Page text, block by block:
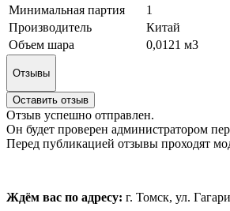
Минимальная партия
1
Производитель
Китай
Объем шара
0,0121 м3
Отзывы
Оставить отзыв
Отзыв успешно отправлен.
Он будет проверен администратором
Перед публикацией отзывы проходят
Ждём вас по адресу: г. Томск, ул.